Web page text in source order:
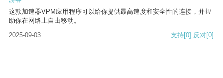
这款加速器VPM应用程序可以给你提供最高速度和安全性的连接，并帮
助你在网络上自由移动。
2025-09-03
支持[0] 反对[0]